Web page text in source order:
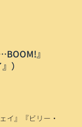
』
）
イ』『ビリー・